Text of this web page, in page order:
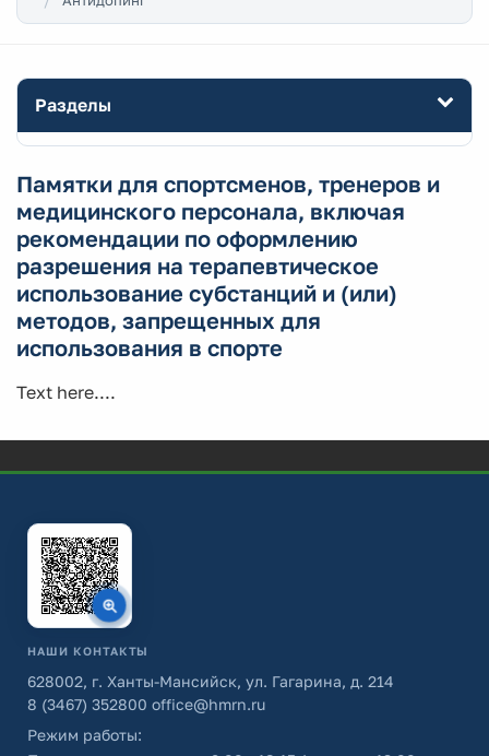
Разделы
Памятки для спортсменов, тренеров и
медицинского персонала, включая
рекомендации по оформлению
разрешения на терапевтическое
использование субстанций и (или)
методов, запрещенных для
использования в спорте
Text here....
НАШИ КОНТАКТЫ
628002, г. Ханты-Мансийск, ул. Гагарина, д. 214
8 (3467) 352800 office@hmrn.ru
Режим работы: